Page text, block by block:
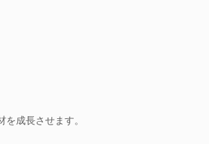
成長させます。